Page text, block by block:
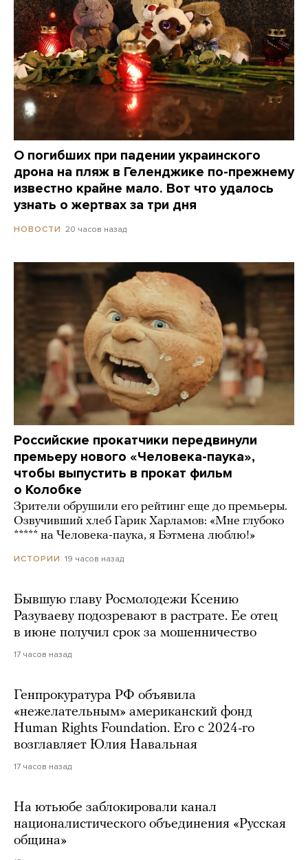
О погибших при падении украинского
дрона на пляж в Геленджике по-прежнему
известно крайне мало. Вот что удалось
узнать о жертвах за три дня
НОВОСТИ 20 часов назад
Российские прокатчики передвинули
премьеру нового «Человека-паука»,
чтобы выпустить в прокат фильм
о Колобке
Зрители обрушили его рейтинг еще до премьеры.
Озвучивший хлеб Гарик Харламов: «Мне глубоко
***** на Человека-паука, я Бэтмена люблю!»
ИСТОРИИ 19 часов назад
Бывшую главу Росмолодежи Ксению
Разуваеву подозревают в растрате. Ее отец
в июне получил срок за мошенничество
17 часов назад
Генпрокуратура РФ объявила
«нежелательным» американский фонд
Human Rights Foundation. Его с 2024-го
возглавляет Юлия Навальная
17 часов назад
На ютьюбе заблокировали канал
националистического объединения «Русская
община»